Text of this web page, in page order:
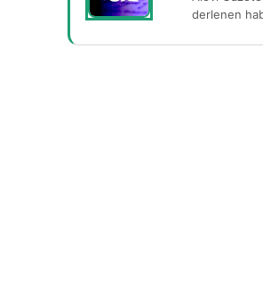
derlenen